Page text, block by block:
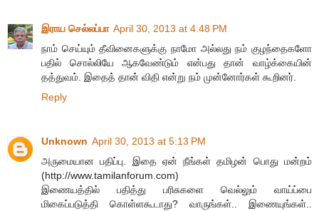
இராய செல்லப்பா April 30, 2013 at 4:48 PM
நாம் செய்யும் தீவினைகளுக்கு நாமோ அல்லது நம் குழந்தைகளோ
பதில் சொல்லியே ஆகவேண்டும் என்பது தான் வாழ்க்கையின்
தத்துவம். இதைத் தான் விதி என்று நம் முன்னோர்கள் கூறினர்.
Reply
Unknown April 30, 2013 at 5:13 PM
அருமையான பதிப்பு. இதை ஏன் நீங்கள் தமிழன் பொது மன்றம்
(http://www.tamilanforum.com)
இணையத்தில் பதித்து பரிசுகளை வெல்லும் வாய்ப்பை
மிகைப்படுத்தி கொள்ளகூடாது? வாருங்கள்.. இணையுங்கள்..